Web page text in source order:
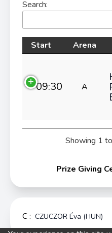
Search:
Start Arena
09:30 A
Showing 1
Prize Giving
C : CZUCZOR Éva (HUN)